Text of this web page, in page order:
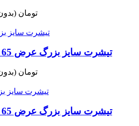
1,299,000 تومان
تیشرت سایز بزرگ عرض 65 و 70 و 75 سانت
1,299,000 تومان
تیشرت سایز بزرگ عرض 65 و 70 و 75 سانت